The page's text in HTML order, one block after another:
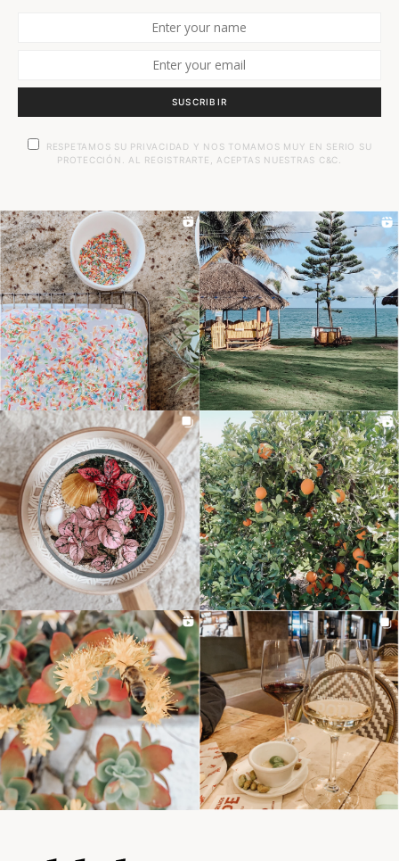
SUSCRIBIR
RESPETAMOS SU PRIVACIDAD Y NOS TOMAMOS MUY EN SERIO SU
PROTECCIÓN. AL REGISTRARTE, ACEPTAS NUESTRAS C&C.